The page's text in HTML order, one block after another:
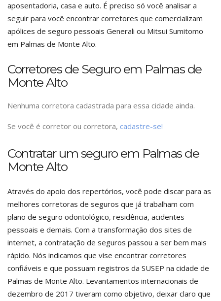
aposentadoria, casa e auto. É preciso só você analisar a
seguir para você encontrar corretores que comercializam
apólices de seguro pessoais Generali ou Mitsui Sumitomo
em Palmas de Monte Alto.
Corretores de Seguro em Palmas de
Monte Alto
Nenhuma corretora cadastrada para essa cidade ainda.
Se você é corretor ou corretora, cadastre-se!
Contratar um seguro em Palmas de
Monte Alto
Através do apoio dos repertórios, você pode discar para as
melhores corretoras de seguros que já trabalham com
plano de seguro odontológico, residência, acidentes
pessoais e demais. Com a transformação dos sites de
internet, a contratação de seguros passou a ser bem mais
rápido. Nós indicamos que vise encontrar corretores
confiáveis e que possuam registros da SUSEP na cidade de
Palmas de Monte Alto. Levantamentos internacionais de
dezembro de 2017 tiveram como objetivo, deixar claro que